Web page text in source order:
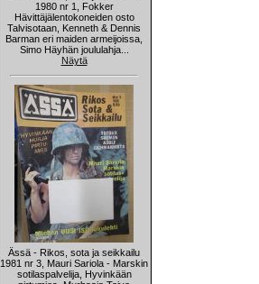
1980 nr 1, Fokker
Hävittäjälentokoneiden osto
Talvisotaan, Kenneth & Dennis
Barman eri maiden armeijoissa,
Simo Häyhän joululahja...
Näytä
Ässä - Rikos, sota ja seikkailu
1981 nr 3, Mauri Sariola - Marskin
sotilaspalvelija, Hyvinkään